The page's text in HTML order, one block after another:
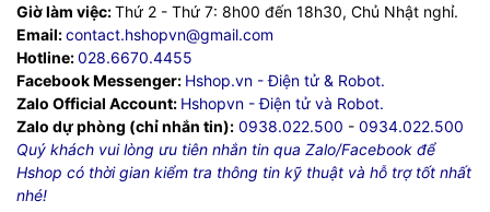
Giờ làm việc:Thứ 2 - Thứ 7: 8h00 đến 18h30, Chủ Nhật nghỉ.
Email:contact.hshopvn@gmail.com
Hotline:028.6670.4455
Facebook Messenger: Hshop.vn - Điện tử & Robot.
Zalo Official Account: Hshopvn - Điện tử và Robot.
Zalo dự phòng (chỉ nhắn tin): 0938.022.500 - 0934.022.500
Quý khách vui lòng ưu tiên nhắn tin qua Zalo/Facebook để
Hshop có thời gian kiểm tra thông tin kỹ thuật và hỗ trợ tốt nhất
nhé!